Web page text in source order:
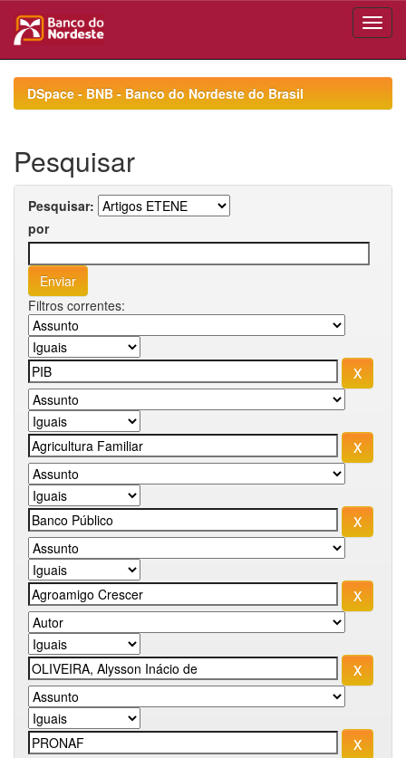
navigationDSpace - BNB - Banco do Nordeste do Brasil
Pesquisar
Pesquisar:
por
Filtros correntes: